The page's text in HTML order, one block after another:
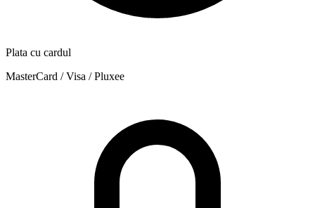
Plata cu cardul
MasterCard / Visa / Pluxee